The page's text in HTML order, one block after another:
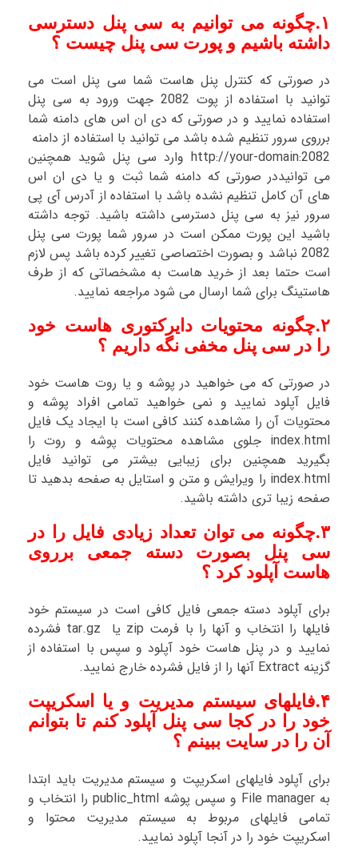
۱.چگونه می توانیم به سی پنل دسترسی
داشته باشیم و پورت سی پنل چیست ؟
در صورتی که کنترل پنل هاست شما سی پنل است می
توانید با استفاده از پوت 2082 جهت ورود به سی پنل
استفاده نمایید و در صورتی که دی ان اس های دامنه شما
برروی سرور تنظیم شده باشد می توانید با استفاده از دامنه
http://your-domain:2082 وارد سی پنل شوید همچنین
می توانیددر صورتی که دامنه شما ثبت و یا دی ان اس
های آن کامل تنظیم نشده باشد با استفاده از آدرس آی پی
سرور نیز به سی پنل دسترسی داشته باشید. توجه داشته
باشید این پورت ممکن است در سرور شما پورت سی پنل
2082 نباشد و بصورت اختصاصی تغییر کرده باشد پس لازم
است حتما بعد از خرید هاست به مشخصاتی که از طرف
هاستینگ برای شما ارسال می شود مراجعه نمایید.
۲.چگونه محتویات دایرکتوری هاست خود
را در سی پنل مخفی نگه داریم ؟
در صورتی که می خواهید در پوشه و یا روت هاست خود
فایل آپلود نمایید و نمی خواهید تمامی افراد پوشه و
محتویات آن را مشاهده کنند کافی است با ایجاد یک فایل
index.html جلوی مشاهده محتویات پوشه و روت را
بگیرید همچنین برای زیبایی بیشتر می توانید فایل
index.html را ویرایش و متن و استایل به صفحه بدهید تا
صفحه زیبا تری داشته باشید.
۳.چگونه می توان تعداد زیادی فایل را در
سی پنل بصورت دسته جمعی برروی
هاست آپلود کرد ؟
برای آپلود دسته جمعی فایل کافی است در سیستم خود
فایلها را انتخاب و آنها را با فرمت zip یا tar.gz فشرده
نمایید و در پنل هاست خود آپلود و سپس با استفاده از
گزینه Extract آنها را از فایل فشرده خارج نمایید.
۴.فایلهای سیستم مدیریت و یا اسکریپت
خود را در کجا سی پنل آپلود کنم تا بتوانم
آن را در سایت ببینم ؟
برای آپلود فایلهای اسکریپت و سیستم مدیریت باید ابتدا
به File manager و سپس پوشه public_html را انتخاب و
تمامی فایلهای مربوط به سیستم مدیریت محتوا و
اسکریپت خود را در آنجا آپلود نمایید.